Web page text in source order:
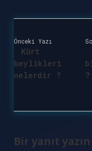
Önceki Yazı
Kürt
beylikleri
nelerdir ?
?
Bir yanıt yazın